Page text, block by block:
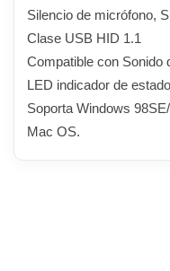
Silencio de micrófono,
Clase USB HID 1.1
Compatible con Sonido
LED indicador de
Soporta Windows
Mac OS.